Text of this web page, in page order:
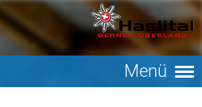
Menü